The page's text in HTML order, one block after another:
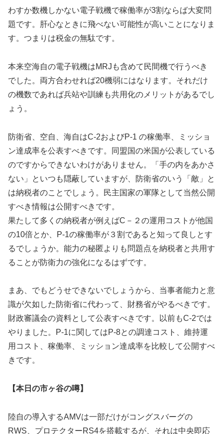
わすか数機しかない電子戦機で稼働率が3割ならば大変問
題です。肝心なときに飛べない可能性が高いことになりま
す。つまりは税金の無駄です。
本来空海自の電子戦機はMRJも含めて民間機で行うべき
でした。両方合わせれば20機弱にはなります。それだけ
の機数であれば兵站や訓練も共用化のメリットがあるでし
ょう。
防衛省、空自、海自はC-2およびP-1 の稼働率、ミッショ
ン達成率を公表すべきです。同盟国の米国が公表している
のですからできないわけがありません。「手の内をあかさ
ない」といつも隠蔽していますが、防衛省のいう「敵」と
は納税者のことでしょう。民主国家の軍隊として当然公開
すべき情報は公開すべきです。
果たして多くの納税者が例えばC－２の運用コストが他国
の10倍とか、P-1の稼働率が３割であると知って良しとす
るでしょうか。能力の秘匿よりも問題点を納税者と共用す
ることが防衛力の強化になるはずです。
まあ、でもどうせできないでしょうから、当事者能力と意
識が欠如した防衛省に代わって、財務省がやるべきです。
財政審議会の資料として公表すべきです。以前もC-2では
やりました。P-1に関してはP-8との調達コスト、維持運
用コスト、稼働率、ミッション達成率を比較して公開すべ
きです。
【本日の市ヶ谷の噂】
陸自の導入するAMVは一部だけがコングスバーグの
RWS、プロテクターRS4を搭載するが、それは中央即応